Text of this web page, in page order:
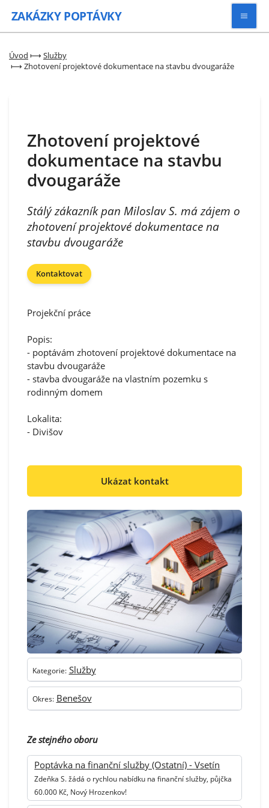
ZAKÁZKY POPTÁVKY
Zaregistrovat se
Úvod ⟼ Služby
⟼ Zhotovení projektové dokumentace na stavbu dvougaráže
Zhotovení projektové
dokumentace na stavbu
dvougaráže
Stálý zákazník pan Miloslav S. má zájem o
zhotovení projektové dokumentace na
stavbu dvougaráže
Kontaktovat
Projekční práce
Popis:
- poptávám zhotovení projektové dokumentace na
stavbu dvougaráže
- stavba dvougaráže na vlastním pozemku s
rodinným domem
Lokalita:
- Divišov
Ukázat kontakt
Kategorie: Služby
Okres: Benešov
Ze stejného oboru
Poptávka na finanční služby (Ostatní) - Vsetín
Zdeňka S. žádá o rychlou nabídku na finanční služby, půjčka
60.000 Kč, Nový Hrozenkov!